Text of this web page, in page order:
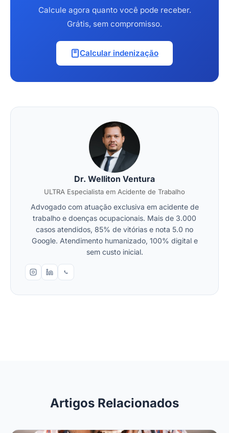
Calcule agora quanto você pode receber.
Grátis, sem compromisso.
Calcular indenização
Dr. Welliton Ventura
ULTRA Especialista em Acidente de Trabalho
Advogado com atuação exclusiva em acidente de
trabalho e doenças ocupacionais. Mais de 3.000
casos atendidos, 85% de vitórias e nota 5.0 no
Google. Atendimento humanizado, 100% digital e
sem custo inicial.
Artigos Relacionados